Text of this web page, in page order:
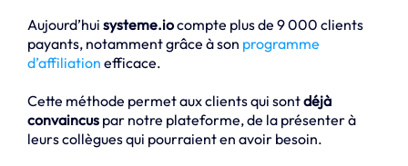
Aujourd’hui systeme.iocompte plus de 9 000 clients
payants, notamment grâce à son programme
d’affiliation efficace.
Cette méthode permet aux clients qui sontdéjà
convaincus par notre plateforme, de la présenter à
leurs collègues qui pourraient en avoir besoin.